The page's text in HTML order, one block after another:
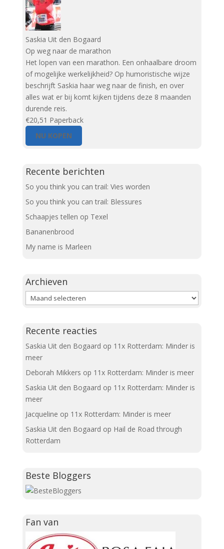
Saskia Uit den Bogaard
Op weg naar de marathon
Het lopen van een marathon. Een onhaalbare droom
of mogelijke werkelijkheid? Op humoristische wijze
beschrijft Saskia haar weg naar de finish, en over
alles wat er bij komt kijken tijdens deze 8 maanden
durende reis.
€20,51 Paperback
NU KOPEN
Recente berichten
So you think you can trail: Vies worden
So you think you can trail: Blessures
Schaapjes tellen op Texel
Bananenbrood
My name is Marleen
Archieven
Archieven
Recente reacties
Saskia Uit den Bogaard op 11x Rotterdam: Minder is
meer
Deborah Mikkers op 11x Rotterdam: Minder is meer
Saskia Uit den Bogaard op 11x Rotterdam: Minder is
meer
Jacqueline op 11x Rotterdam: Minder is meer
Saskia Uit den Bogaard op Hail de Road through
Rotterdam
Beste Bloggers
Fan van